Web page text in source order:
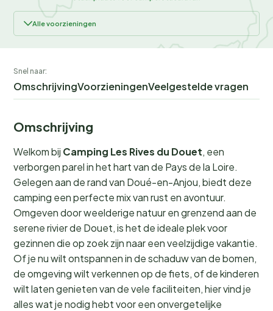
Alle voorzieningen
Snel naar:
OmschrijvingVoorzieningenVeelgestelde vragen
Omschrijving
Welkom bij Camping Les Rives du Douet, een
verborgen parel in het hart van de Pays de la Loire.
Gelegen aan de rand van Doué-en-Anjou, biedt deze
camping een perfecte mix van rust en avontuur.
Omgeven door weelderige natuur en grenzend aan de
serene rivier de Douet, is het de ideale plek voor
gezinnen die op zoek zijn naar een veelzijdige vakantie.
Of je nu wilt ontspannen in de schaduw van de bomen,
de omgeving wilt verkennen op de fiets, of de kinderen
wilt laten genieten van de vele faciliteiten, hier vind je
alles wat je nodig hebt voor een onvergetelijke